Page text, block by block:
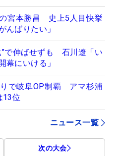
宮本勝昌 史上5人目快挙
んばりたい」
”で伸ばせずも 石川遼「い
幕にいける」
で岐阜OP制覇 アマ杉浦
13位
ニュース一覧
次の大会